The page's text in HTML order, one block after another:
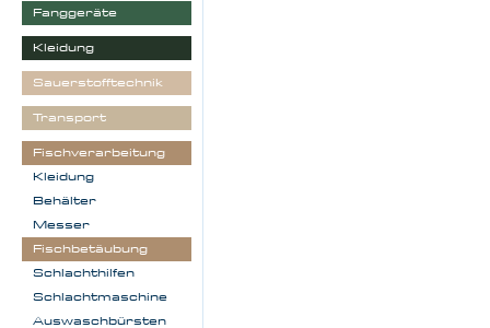
Fanggeräte
Kleidung
Sauerstofftechnik
Transport
Fischverarbeitung
Kleidung
Behälter
Messer
Fischbetäubung
Schlachthilfen
Schlachtmaschine
Auswaschbürsten